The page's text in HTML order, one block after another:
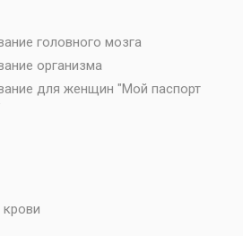
головного мозга
организма
для женщин "Мой паспорт